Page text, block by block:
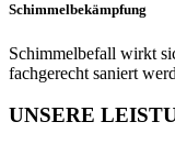
Schimmelbekämpfung
Schimmelbefall wirkt
fachgerecht saniert
UNSERE